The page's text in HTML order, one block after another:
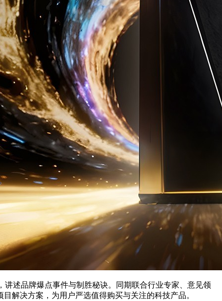
述品牌爆点事件与制胜秘诀。同期联合行业专家、意见领
解决方案，为用户严选值得购买与关注的科技产品。